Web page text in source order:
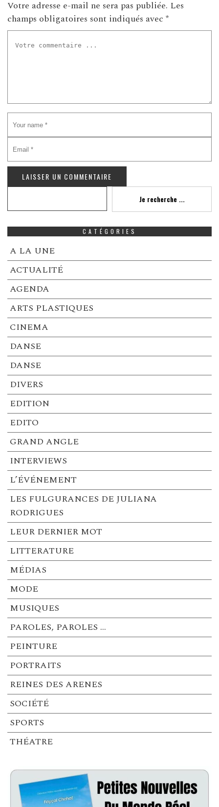
Votre adresse e-mail ne sera pas publiée. Les
champs obligatoires sont indiqués avec *
Je recherche ...
CATÉGORIES
A LA UNE
ACTUALITÉ
AGENDA
ARTS PLASTIQUES
CINEMA
DANSE
DANSE
DIVERS
EDITION
EDITO
GRAND ANGLE
INTERVIEWS
L’ÉVÉNEMENT
LES FULGURANCES DE JULIANA
RODRIGUES
LEUR DERNIER MOT
LITTERATURE
MÉDIAS
MODE
MUSIQUES
PAROLES, PAROLES …
PEINTURE
PORTRAITS
REINES DES ARENES
SOCIÉTÉ
SPORTS
THÉATRE